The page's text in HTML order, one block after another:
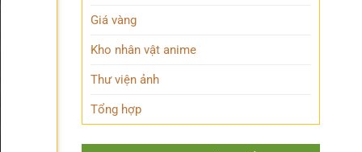
Giá vàng
Kho nhân vật anime
Thư viện ảnh
Tổng hợp